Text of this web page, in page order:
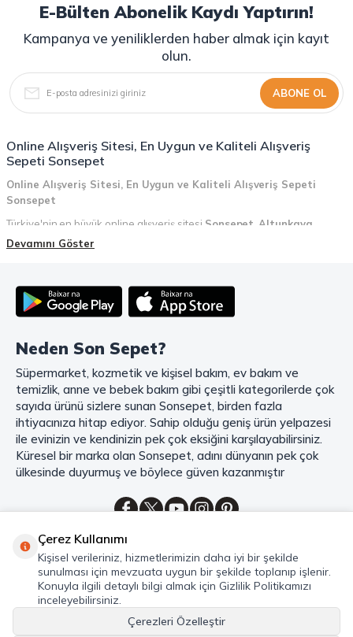
E-Bülten Abonelik Kaydı Yaptırın!
Kampanya ve yeniliklerden haber almak için kayıt
olun.
ABONE OL
Online Alışveriş Sitesi, En Uygun ve Kaliteli Alışveriş
Sepeti Sonsepet
Online Alışveriş Sitesi, En Uygun ve Kaliteli Alışveriş Sepeti
Sonsepet
Türkiye'nin en büyük online alışveriş sitesi Sonsepet Altunkaya
Holdinggüvencesiyle hizmet vermektedir! Sonsepet, online alışveriş
teslimat ve güvenli ödeme seçenekleriyle, alışveriş yaparken
zamanınızı ve paranızı en verimli şekilde kullanırsınız.
Mahmood Coffee ile Kahve Keyfinizi Sonsepet'te Yaşayın!
Mahmood Coffee markasının eşsiz lezzetleriyle tanışın ve kahve
keyfinizi doruklara çıkarın. Filtre ve çekirdek kahve, kapsül kahve,
granül kahve, gold kahve, klasik kahve ve Türk kahvesi gibi birbirinden
lezzetli seçenekler arasından favorinizi seçin. Eğer pratik ve hızlı bir
kahve arıyorsanız, hazır Türk kahvesi ve cappuccino gibi seçenekler de
sizleri bekliyor. Sıcak çikolata ve kahve kreması ile kahve keyfinize
lezzet katabilirsiniz. Kahve tutkunlarının vazgeçilmezi olan bu ürünler,
keşfedin ve kahve keyfinizi doyasıya yaşayın!
Çayın büyülü dünyasına hoş geldiniz! Sonsepet, çay tutkunlarının
hayallerini süsleyenMahmood Teaçeşitlerini sizlerle buluşturuyor.
Seylan Çayı'nın benzersiz lezzetiyle tanışın ve çay demlemenin tadını
baştan yaşayın. Dökme çayın gizemli aroması ve sallama çayın taze
ferahlığı arasında kaybolmaya ne dersiniz?
Marka denildiğinde akla gelen ilk isim olan
ile kalite ve
Devamını Göster
Neden Son Sepet?
Süpermarket, kozmetik ve kişisel bakım, ev bakım ve
temizlik, anne ve bebek bakım gibi çeşitli kategorilerde çok
sayıda ürünü sizlere sunan Sonsepet, birden fazla
ihtiyacınıza hitap ediyor. Sahip olduğu geniş ürün yelpazesi
ile evinizin ve kendinizin pek çok eksiğini karşılayabilirsiniz.
Küresel bir marka olan Sonsepet, adını dünyanın pek çok
ülkesinde duyurmuş ve böylece güven kazanmıştır
Kategoriler
Hızlı Erişim
Hakkımızda
Çerez Kullanımı
Kişisel verileriniz, hizmetlerimizin daha iyi bir şekilde
sunulması için mevzuata uygun bir şekilde toplanıp işlenir.
Konuyla ilgili detaylı bilgi almak için Gizlilik Politikamızı
inceleyebilirsiniz.
Çerezleri Özelleştir